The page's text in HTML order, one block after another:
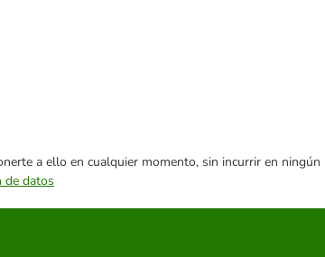
a ello en cualquier momento, sin incurrir en ningún
de datos